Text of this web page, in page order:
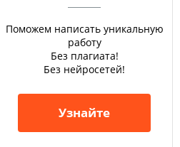
Поможем написать уникальную
работу
Без плагиата!
Без нейросетей!
Узнайте